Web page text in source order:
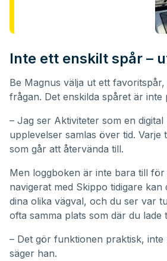
Inte ett enskilt spår –
Be Magnus välja ut ett
frågan. Det enskilda spåret är inte
– Jag ser Aktiviteter som en
upplevelser samlas över tid. Varje
som går att återvända till.
Men loggboken är inte bara till
navigerat med Skippo tidigare kan
dina olika vägval, och du ser var
ofta samma plats som där du lade
– Det gör funktionen praktisk, inte
säger han.